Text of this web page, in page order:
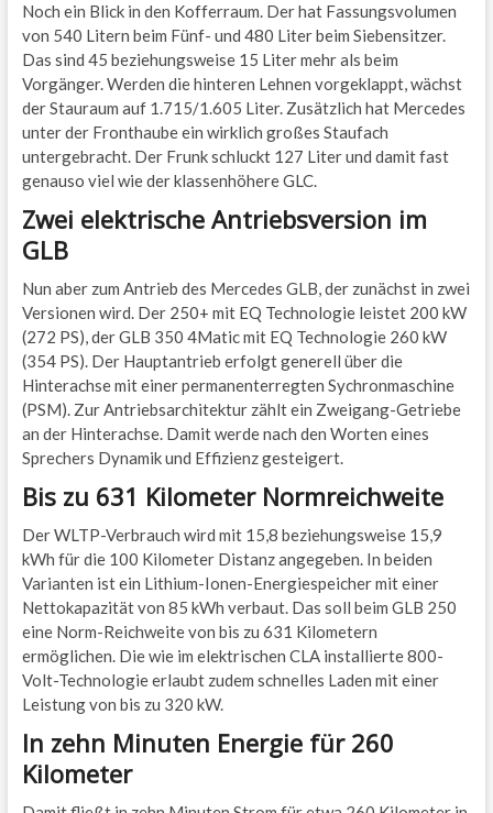
Noch ein Blick in den Kofferraum. Der hat Fassungsvolumen
von 540 Litern beim Fünf- und 480 Liter beim Siebensitzer.
Das sind 45 beziehungsweise 15 Liter mehr als beim
Vorgänger. Werden die hinteren Lehnen vorgeklappt, wächst
der Stauraum auf 1.715/1.605 Liter. Zusätzlich hat Mercedes
unter der Fronthaube ein wirklich großes Staufach
untergebracht. Der Frunk schluckt 127 Liter und damit fast
genauso viel wie der klassenhöhere GLC.
Zwei elektrische Antriebsversion im
GLB
Nun aber zum Antrieb des Mercedes GLB, der zunächst in zwei
Versionen wird. Der 250+ mit EQ Technologie leistet 200 kW
(272 PS), der GLB 350 4Matic mit EQ Technologie 260 kW
(354 PS). Der Hauptantrieb erfolgt generell über die
Hinterachse mit einer permanenterregten Sychronmaschine
(PSM). Zur Antriebsarchitektur zählt ein Zweigang-Getriebe
an der Hinterachse. Damit werde nach den Worten eines
Sprechers Dynamik und Effizienz gesteigert.
Bis zu 631 Kilometer Normreichweite
Der WLTP-Verbrauch wird mit 15,8 beziehungsweise 15,9
kWh für die 100 Kilometer Distanz angegeben. In beiden
Varianten ist ein Lithium-Ionen-Energiespeicher mit einer
Nettokapazität von 85 kWh verbaut. Das soll beim GLB 250
eine Norm-Reichweite von bis zu 631 Kilometern
ermöglichen. Die wie im elektrischen CLA installierte 800-
Volt-Technologie erlaubt zudem schnelles Laden mit einer
Leistung von bis zu 320 kW.
In zehn Minuten Energie für 260
Kilometer